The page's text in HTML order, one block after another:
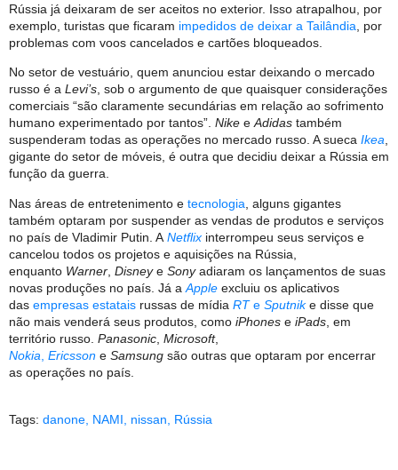
Rússia já deixaram de ser aceitos no exterior. Isso atrapalhou, por
exemplo, turistas que ficaram impedidos de deixar a Tailândia , por
problemas com voos cancelados e cartões bloqueados.
No setor de vestuário, quem anunciou estar deixando o mercado
russo é a Levi’s , sob o argumento de que quaisquer considerações
comerciais “são claramente secundárias em relação ao sofrimento
humano experimentado por tantos”. Nike e Adidas também
suspenderam todas as operações no mercado russo. A sueca Ikea
gigante do setor de móveis, é outra que decidiu deixar a Rússia em
função da guerra.
Nas áreas de entretenimento e tecnologia , alguns gigantes
também optaram por suspender as vendas de produtos e serviços
no país de Vladimir Putin. A Netflix interrompeu seus serviços e
cancelou todos os projetos e aquisições na Rússia,
enquanto Warner Disneye Sonyadiaram os lançamentos de suas
novas produções no país. Já a Apple excluiu os aplicativos
das empresas estatais russas de mídia RTe Sputnike disse que
não mais venderá seus produtos, como iPhones e iPads , em
território russo. Panasonic Microsoft,
Nokia Ericsson e Samsung são outras que optaram por encerrar
as operações no país.
Tags: danone NAMI nissan Rússia